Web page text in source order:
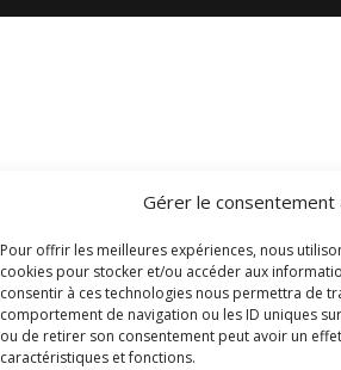
Gérer le consentement
Pour offrir les meilleures expériences, nous
cookies pour stocker et/ou accéder aux
consentir à ces technologies nous permettra de
comportement de navigation ou les ID uniques
ou de retirer son consentement peut avoir un
caractéristiques et fonctions.